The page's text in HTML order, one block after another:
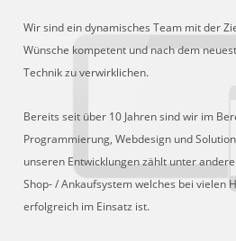
Wir sind ein dynamisches Team mit der
Wünsche kompetent und nach dem
Technik zu verwirklichen.
Bereits seit über 10 Jahren sind wir im
Programmierung, Webdesign und
unseren Entwicklungen zählt unter
Shop- / Ankaufsystem welches bei vielen
erfolgreich im Einsatz ist.